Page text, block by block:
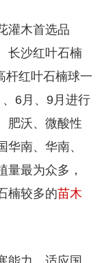
灌木首选品
长沙红叶石楠
杆红叶石楠球一
6月、9月进行
肥沃、微酸性
南、华南、
量最为众多，
楠较多的苗木